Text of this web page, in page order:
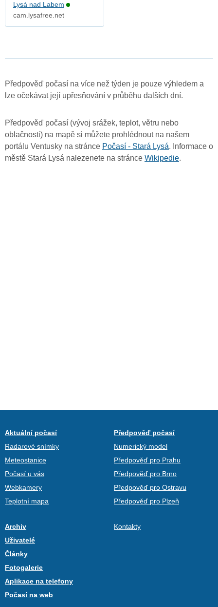
Lysá nad Labem
cam.lysafree.net
Předpověď počasí na více než týden je pouze výhledem a
lze očekávat její upřesňování v průběhu dalších dní.
Předpověď počasí (vývoj srážek, teplot, větru nebo
oblačnosti) na mapě si můžete prohlédnout na našem
portálu Ventusky na stránce Počasí - Stará Lysá. Informace o
městě Stará Lysá nalezenete na stránce Wikipedie.
Aktuální počasí
Radarové snímky
Meteostanice
Počasí u vás
Webkamery
Teplotní mapa
Předpověď počasí
Numerický model
Předpověď pro Prahu
Předpověď pro Brno
Předpověď pro Ostravu
Předpověď pro Plzeň
Archiv
Uživatelé
Články
Fotogalerie
Aplikace na telefony
Počasí na web
Kontakty